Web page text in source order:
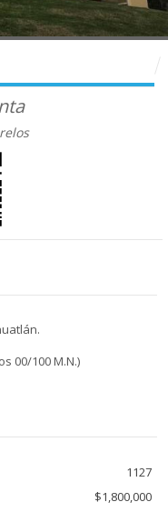
00/100 M.N.)
1127
$1,800,000